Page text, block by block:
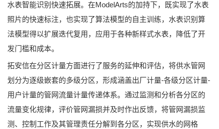
水表智能识别快速拓展。在ModelArts的加持下，既实现了水表
照片的快速标注，也实现了算法模型的自主训练，水表识别算
法模型得以扩展迭代复用，应用于各种新样式水表，降低了开
发门槛和成本。
拓安信在分区计量方面进行了服务的延伸和评估，将供水管网
划分为逐级嵌套的多级分区，形成涵盖出厂计量-各级分区计量-
用户计量的管网流量计量传递体系。通过监测和分析各分区的
流量变化规律，评价管网漏损并及时作出反馈，将管网漏损监
测、控制工作及其管理责任分解到各分区，实现供水的网格